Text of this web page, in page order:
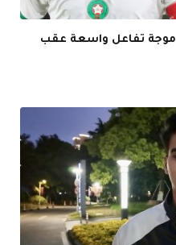
تفاعل واسعة عقب